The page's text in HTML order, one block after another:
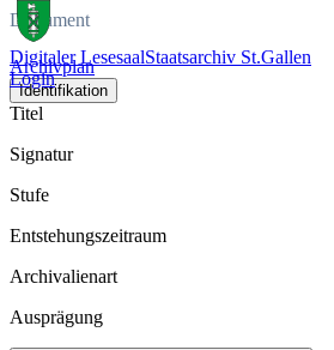
Digitaler LesesaalStaatsarchiv St.Gallen
Login
Dokument
Archivplan
Identifikation
Titel
Signatur
Stufe
Entstehungszeitraum
Archivalienart
Ausprägung